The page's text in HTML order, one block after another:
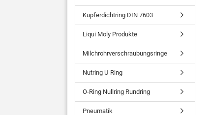
Kupferdichtring DIN 7603
Liqui Moly Produkte
Milchrohrverschraubungsringe
Nutring U-Ring
O-Ring Nullring Rundring
Pneumatik